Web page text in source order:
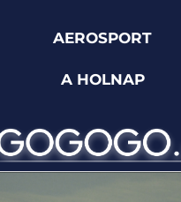
AEROSPORT
A HOLNAP